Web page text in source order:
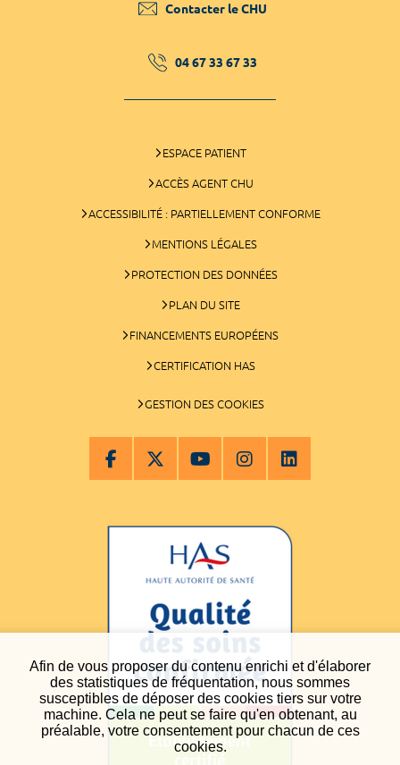
Afin de vous proposer du contenu enrichi et d'élaborer
des statistiques de fréquentation, nous sommes
susceptibles de déposer des cookies tiers sur votre
machine. Cela ne peut se faire qu'en obtenant, au
préalable, votre consentement pour chacun de ces
cookies.
Contacter le CHU
04 67 33 67 33
ESPACE PATIENT
ACCÈS AGENT CHU
ACCESSIBILITÉ : PARTIELLEMENT CONFORME
MENTIONS LÉGALES
PROTECTION DES DONNÉES
PLAN DU SITE
FINANCEMENTS EUROPÉENS
CERTIFICATION HAS
GESTION DES COOKIES